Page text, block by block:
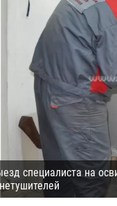
специалиста на